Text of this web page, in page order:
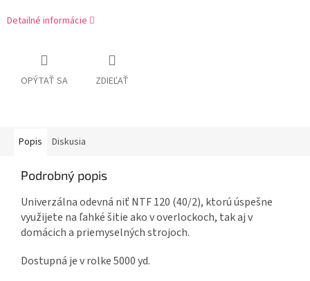
Detailné informácie
OPÝTAŤ SA ZDIEĽAŤ
Popis Diskusia
Podrobný popis
Univerzálna odevná niť NTF 120 (40/2), ktorú úspešne
využijete na ľahké šitie ako v overlockoch, tak aj v
domácich a priemyselných strojoch.
Dostupná je v rolke 5000 yd.